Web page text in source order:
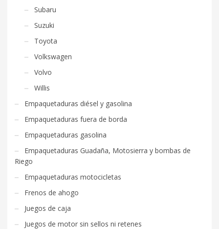
Subaru
Suzuki
Toyota
Volkswagen
Volvo
Willis
Empaquetaduras diésel y gasolina
Empaquetaduras fuera de borda
Empaquetaduras gasolina
Empaquetaduras Guadaña, Motosierra y bombas de
Riego
Empaquetaduras motocicletas
Frenos de ahogo
Juegos de caja
Juegos de motor sin sellos ni retenes